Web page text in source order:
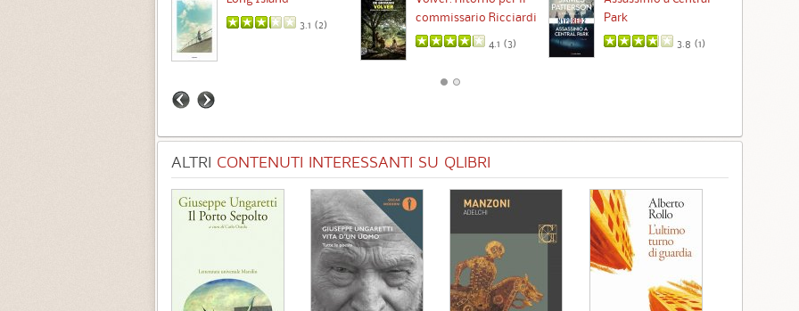
3.1 (2)
commissario Ricciardi
4.1 (3)
Park
3.8 (1)
ALTRI CONTENUTI INTERESSANTI SU QLIBRI